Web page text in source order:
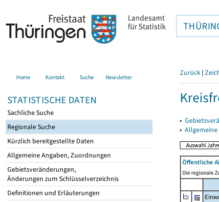
Home Kontakt Suche Newsletter
STATISTISCHE DATEN
Sachliche Suche
Regionale Suche
Kürzlich bereitgestellte Daten
Allgemeine Angaben, Zuordnungen
Gebietsveränderungen,
Änderungen zum Schlüsselverzeichnis
Definitionen und Erläuterungen
Zurück |
▸
▸
Öffentliche
Die regionale